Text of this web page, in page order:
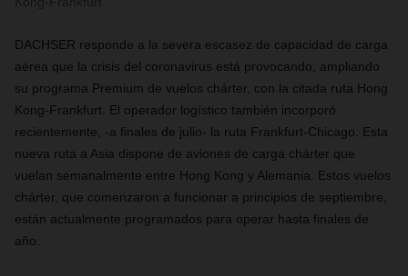
DACHSER responde a la severa escasez de capacidad de carga
aérea que la crisis del coronavirus está provocando, ampliando
su programa Premium de vuelos chárter, con la citada ruta Hong
Kong-Frankfurt. El operador logístico también incorporó
recientemente, -a finales de julio- la ruta Frankfurt-Chicago. Esta
nueva ruta a Asia dispone de aviones de carga chárter que
vuelan semanalmente entre Hong Kong y Alemania. Estos vuelos
chárter, que comenzaron a funcionar a principios de septiembre,
están actualmente programados para operar hasta finales de
año.